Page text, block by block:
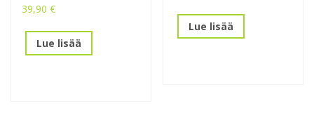
39,90 €
Lue lisää
oli:
25,30 €.
Lue lisää